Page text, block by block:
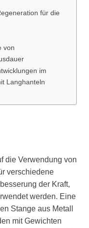
für die
von
im
Langhanteln
die Verwendung von
verschiedene
der Kraft,
werden. Eine
Stange aus Metall
mit Gewichten